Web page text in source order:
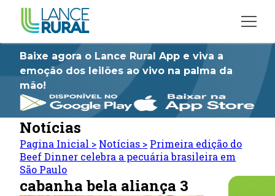
Baixe agora o Lance Rural App e viva a
emoção dos leilões ao vivo na palma da
mão!
Notícias
Pagina Inicial > Notícias > Primeira edição do
Beef Dinner celebra a pecuária brasileira em
São Paulo
cabanha bela aliança 3